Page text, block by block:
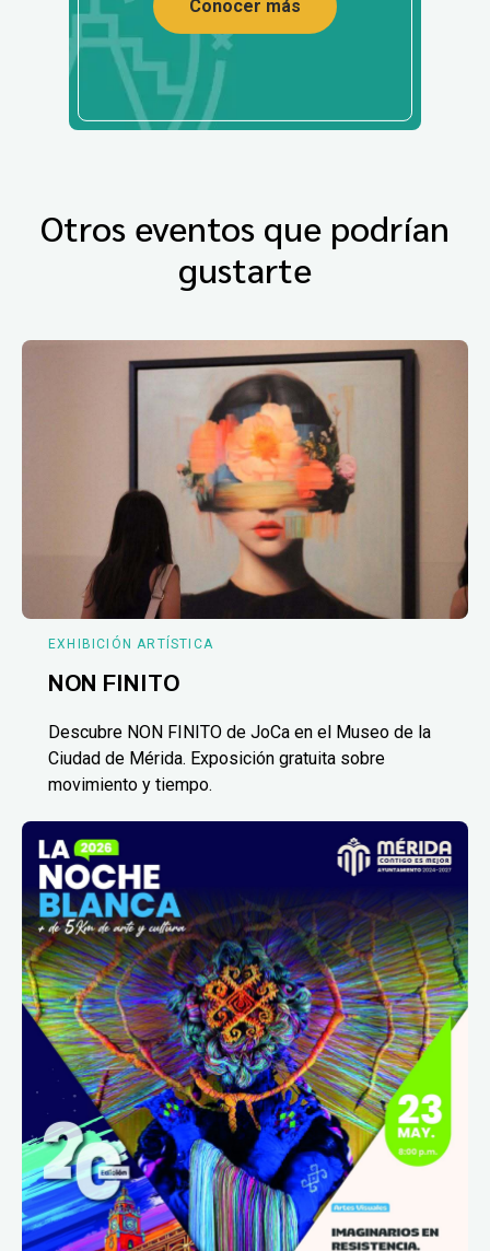
Conocer más
Otros eventos que podrían
gustarte
EXHIBICIÓN ARTÍSTICA
NON FINITO
Descubre NON FINITO de JoCa en el Museo de la
Ciudad de Mérida. Exposición gratuita sobre
movimiento y tiempo.